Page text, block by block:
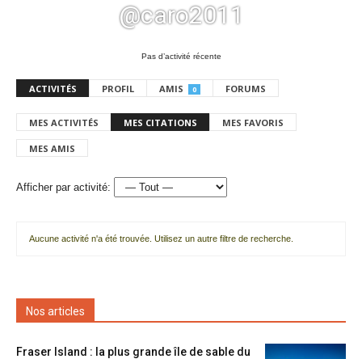
@caro2011
Pas d’activité récente
ACTIVITÉS PROFIL AMIS 0 FORUMS
MES ACTIVITÉS MES CITATIONS MES FAVORIS
MES AMIS
Afficher par activité:
Aucune activité n'a été trouvée. Utilisez un autre filtre de recherche.
Nos articles
Fraser Island : la plus grande île de sable du